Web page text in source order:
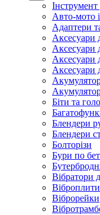
Авто-мото
Адаптери
Аксесуари
Аксесуари
Аксесуари
Аксесуари
Біти та
Блендери
Блендери
Болторізи
Бури по
Вібратори
Віброплити
Віброрейки